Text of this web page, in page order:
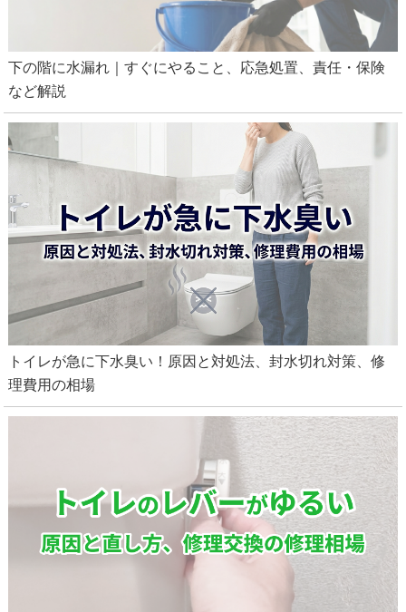
藤枝市でトイレの水漏れ修理の為、トイレタンク内の
部品を交換
名古屋市守山区でキッチンの排水つまりをトーラーを
下の階に水漏れ｜すぐにやること、応急処置、責任・保険
など解説
トイレが急に下水臭い！原因と対処法、封水切れ対策、修
理費用の相場